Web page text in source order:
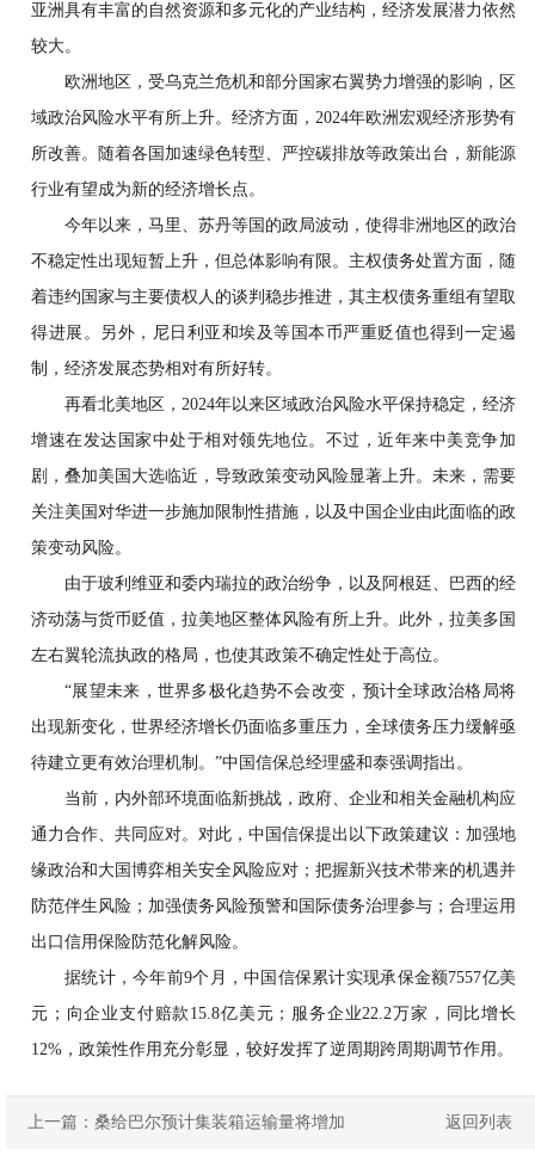
亚洲具有丰富的自然资源和多元化的产业结构，经济发展潜力依然
较大。
欧洲地区，受乌克兰危机和部分国家右翼势力增强的影响，区
域政治风险水平有所上升。经济方面，2024年欧洲宏观经济形势有
所改善。随着各国加速绿色转型、严控碳排放等政策出台，新能源
行业有望成为新的经济增长点。
今年以来，马里、苏丹等国的政局波动，使得非洲地区的政治
不稳定性出现短暂上升，但总体影响有限。主权债务处置方面，随
着违约国家与主要债权人的谈判稳步推进，其主权债务重组有望取
得进展。另外，尼日利亚和埃及等国本币严重贬值也得到一定遏
制，经济发展态势相对有所好转。
再看北美地区，2024年以来区域政治风险水平保持稳定，经济
增速在发达国家中处于相对领先地位。不过，近年来中美竞争加
剧，叠加美国大选临近，导致政策变动风险显著上升。未来，需要
关注美国对华进一步施加限制性措施，以及中国企业由此面临的政
策变动风险。
由于玻利维亚和委内瑞拉的政治纷争，以及阿根廷、巴西的经
济动荡与货币贬值，拉美地区整体风险有所上升。此外，拉美多国
左右翼轮流执政的格局，也使其政策不确定性处于高位。
“展望未来，世界多极化趋势不会改变，预计全球政治格局将
出现新变化，世界经济增长仍面临多重压力，全球债务压力缓解亟
待建立更有效治理机制。”中国信保总经理盛和泰强调指出。
当前，内外部环境面临新挑战，政府、企业和相关金融机构应
通力合作、共同应对。对此，中国信保提出以下政策建议：加强地
缘政治和大国博弈相关安全风险应对；把握新兴技术带来的机遇并
防范伴生风险；加强债务风险预警和国际债务治理参与；合理运用
出口信用保险防范化解风险。
据统计，今年前9个月，中国信保累计实现承保金额7557亿美
元；向企业支付赔款15.8亿美元；服务企业22.2万家，同比增长
12%，政策性作用充分彰显，较好发挥了逆周期跨周期调节作用。
上一篇： 桑给巴尔预计集装箱运输量将增加 返回列表